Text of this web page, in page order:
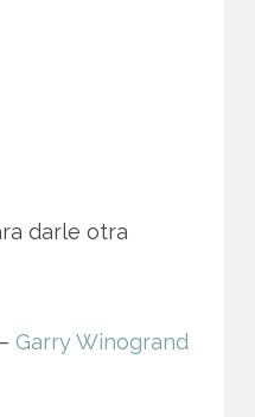
darle otra
– Garry Winogrand